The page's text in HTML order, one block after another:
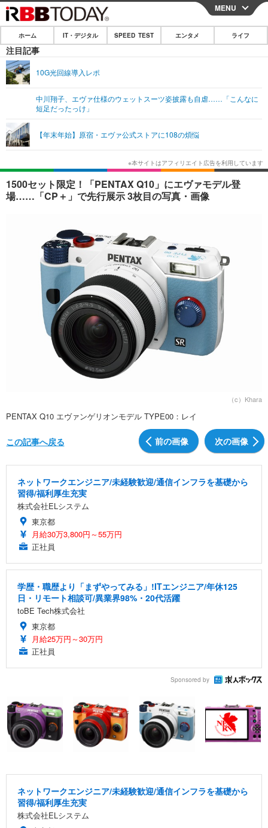
CLOSE
ホーム
IT・デジタル
ネタ
ショッピング その他
エンタメTOP 映画・ドラマ
韓国・芸能
音楽 スポーツ
ショッピング
ライフ
ライフTOP グルメ
ペット ショッピング
リリース一覧
プッシュ通知の停止方法
MENU
ホーム IT・デジタル SPEED TEST エンタメ ライフ
注目記事
10G光回線導入レポ
中川翔子、エヴァ仕様のウェットスーツ姿披露も自虐……「こんなに
短足だったっけ」
【年末年始】原宿・エヴァ公式ストアに108の煩悩
1500セット限定！「PENTAX Q10」にエヴァモデル登
場……「CP＋」で先行展示 3枚目の写真・画像
（c）Khara
PENTAX Q10 エヴァンゲリオンモデル TYPE00：レイ
前の画像 次の画像
この記事へ戻る
ネットワークエンジニア/未経験歓迎/通信インフラを基礎から
習得/福利厚生充実
株式会社ELシステム
東京都
月給30万3,800円～55万円
正社員
学歴・職歴より「まずやってみる」!ITエンジニア/年休125
日・リモート相談可/異業界98%・20代活躍
toBE Tech株式会社
東京都
月給25万円～30万円
正社員
Sponsored by
ネットワークエンジニア/未経験歓迎/通信インフラを基礎から
習得/福利厚生充実
株式会社ELシステム